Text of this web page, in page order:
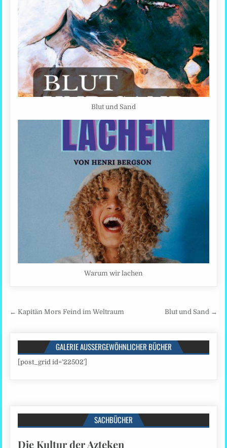
Blut und Sand
Warum wir lachen
Beitragsnavigation
← Kapitän Mors Feind im Weltraum Blut und Sand →
GALERIE AUSSERGEWÖHNLICHER BÜCHER
[post_grid id=’22502′]
SACHBÜCHER
Die Kultur der Azteken